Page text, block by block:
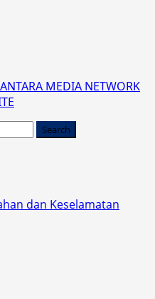
MEDIA NETWORK
dan Keselamatan